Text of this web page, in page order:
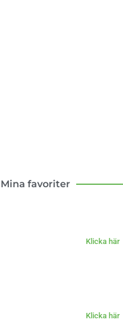
Mina favoriter
Klicka här
Klicka här